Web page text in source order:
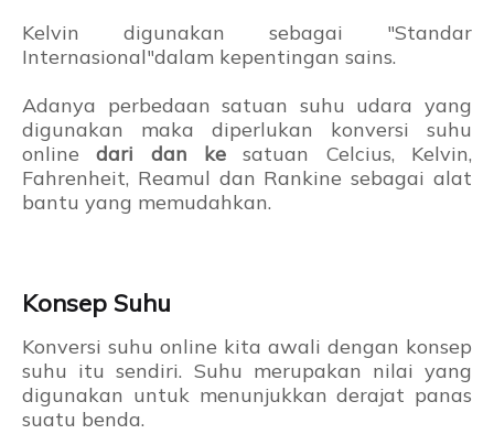
Kelvin digunakan sebagai "Standar
Internasional"dalam kepentingan sains.
Adanya perbedaan satuan suhu udara yang
digunakan maka diperlukan konversi suhu
onlinedari dan ke satuan Celcius, Kelvin,
Fahrenheit, Reamul dan Rankine sebagai alat
bantu yang memudahkan.
Konsep Suhu
Konversi suhu online kita awali dengan konsep
suhu itu sendiri. Suhu merupakan nilai yang
digunakan untuk menunjukkan derajat panas
suatu benda.